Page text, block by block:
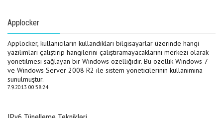
Applocker
Applocker, kullanıcıların kullandıkları bilgisayarlar üzerinde hangi
yazılımları çalıştırıp hangilerini çalıştıramayacaklarını merkezi olarak
yönetilmesi sağlayan bir Windows özelliğidir. Bu özellik Windows 7
ve Windows Server 2008 R2 ile sistem yöneticilerinin kullanımına
sunulmuştur.
7.9.2013 00:38:24